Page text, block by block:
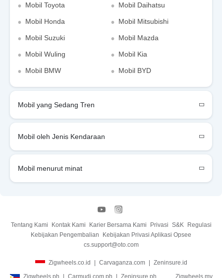
Mobil Toyota Mobil Daihatsu
Mobil Honda Mobil Mitsubishi
Mobil Suzuki Mobil Mazda
Mobil Wuling Mobil Kia
Mobil BMW Mobil BYD
Mobil yang Sedang Tren
Mobil oleh Jenis Kendaraan
Mobil menurut minat
Tentang Kami Kontak Kami Karier Bersama Kami Privasi S&K
Regulasi
Kebijakan Pengembalian
Kebijakan Privasi Aplikasi Opsee
cs.support@oto.com
Zigwheels.co.id Carvaganza.com
Zeninsure.id
Zigwheels.ph
Carmudi.com.ph Zeninsure.ph Zigwheels.my